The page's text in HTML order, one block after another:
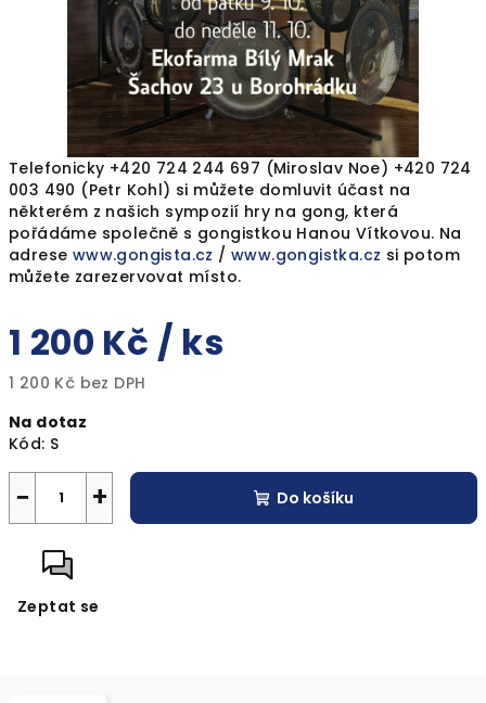
Telefonicky +420 724 244 697 (Miroslav Noe) +420 724
003 490 (Petr Kohl) si můžete domluvit účast na
některém z našich sympozií hry na gong, která
pořádáme společně s gongistkou Hanou Vítkovou. Na
adrese www.gongista.cz /www.gongistka.cz si potom
můžete zarezervovat místo.
1 200 Kč / ks
1 200 Kč bez DPH
cena:
Na dotaz
Kód: S
+
− Do košíku
Zeptat se